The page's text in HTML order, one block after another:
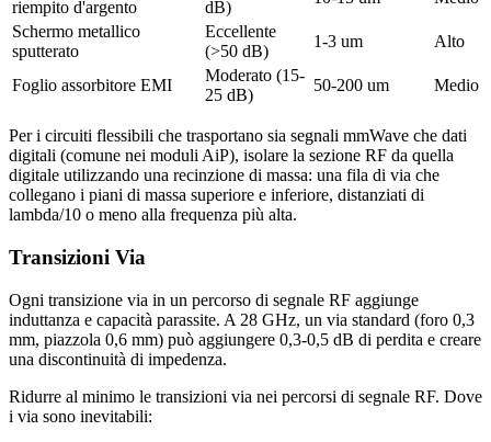
riempito d'argento dB)
Schermo metallico
sputterato
Eccellente
(>50 dB)
1-3 um Alto
Foglio assorbitore EMI
Moderato (15-
25 dB)
50-200 um Medio
Per i circuiti flessibili che trasportano sia segnali mmWave che dati
digitali (comune nei moduli AiP), isolare la sezione RF da quella
digitale utilizzando una recinzione di massa: una fila di via che
collegano i piani di massa superiore e inferiore, distanziati di
lambda/10 o meno alla frequenza più alta.
Transizioni Via
Ogni transizione via in un percorso di segnale RF aggiunge
induttanza e capacità parassite. A 28 GHz, un via standard (foro 0,3
mm, piazzola 0,6 mm) può aggiungere 0,3-0,5 dB di perdita e creare
una discontinuità di impedenza.
Ridurre al minimo le transizioni via nei percorsi di segnale RF. Dove
i via sono inevitabili: